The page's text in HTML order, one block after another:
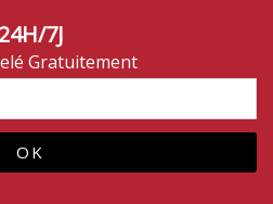
24H/7J
Gratuitement